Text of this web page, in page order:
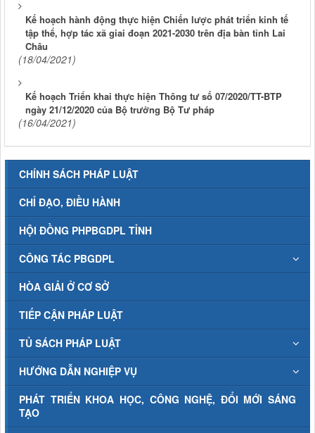
Kế hoạch hành động thực hiện Chiến lược phát triển kinh tế
tập thể, hợp tác xã giai đoạn 2021-2030 trên địa bàn tỉnh Lai
Châu
(18/04/2021)
Kế hoạch Triển khai thực hiện Thông tư số 07/2020/TT-BTP
ngày 21/12/2020 của Bộ trưởng Bộ Tư pháp
(16/04/2021)
CHÍNH SÁCH PHÁP LUẬT
CHỈ ĐẠO, ĐIỀU HÀNH
HỘI ĐỒNG PHPBGDPL TỈNH
CÔNG TÁC PBGDPL
HÒA GIẢI Ở CƠ SỞ
TIẾP CẬN PHÁP LUẬT
TỦ SÁCH PHÁP LUẬT
HƯỚNG DẪN NGHIỆP VỤ
PHÁT TRIỂN KHOA HỌC, CÔNG NGHỆ, ĐỔI MỚI SÁNG
TẠO